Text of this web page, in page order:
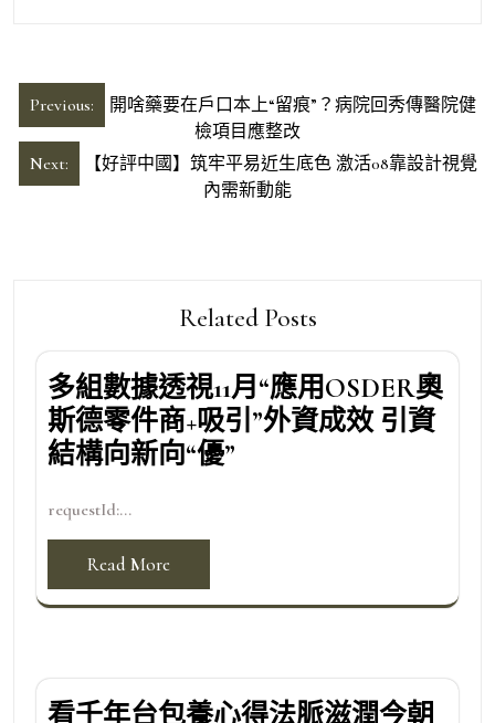
文
章
導
Previous:
開啥藥要在戶口本上“留痕”？病院回秀傳醫院健
檢項目應整改
Next:
【好評中國】筑牢平易近生底色 激活08靠設計視覺
內需新動能
Related Posts
多組數據透視11月“應用OSDER奧
斯德零件商+吸引”外資成效 引資
結構向新向“優”
requestId:...
Read More
看千年台包養心得法脈滋潤今朝